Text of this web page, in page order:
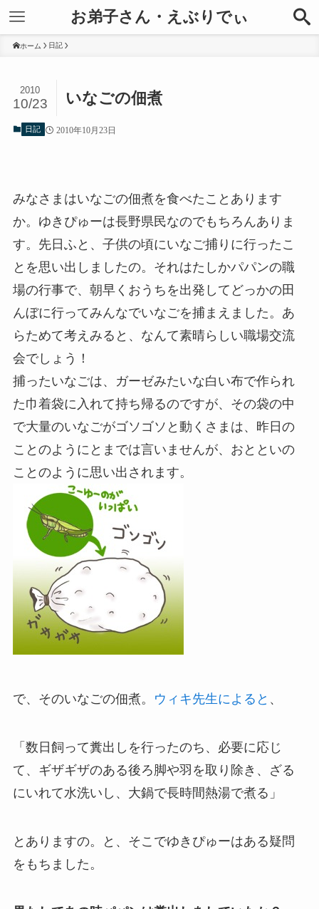
お弟子さん・えぶりでぃ
ホーム 日記
いなごの佃煮
2010
10/23
日記 2010年10月23日
みなさまはいなごの佃煮を食べたことあります
か。ゆきぴゅーは長野県民なのでもちろんありま
す。先日ふと、子供の頃にいなご捕りに行ったこ
とを思い出しましたの。それはたしかパパンの職
場の行事で、朝早くおうちを出発してどっかの田
んぼに行ってみんなでいなごを捕まえました。あ
らためて考えみると、なんて素晴らしい職場交流
会でしょう！
捕ったいなごは、ガーゼみたいな白い布で作られ
た巾着袋に入れて持ち帰るのですが、その袋の中
で大量のいなごがゴソゴソと動くさまは、昨日の
ことのようにとまでは言いませんが、おとといの
ことのように思い出されます。
で、そのいなごの佃煮。 ウィキ先生によると 、
「数日飼って糞出しを行ったのち、必要に応じ
て、ギザギザのある後ろ脚や羽を取り除き、ざる
にいれて水洗いし、大鍋で長時間熱湯で煮る」
とありますの。と、そこでゆきぴゅーはある疑問
をもちました。